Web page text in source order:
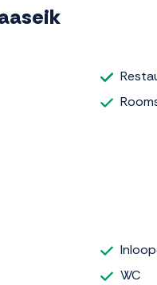
WC